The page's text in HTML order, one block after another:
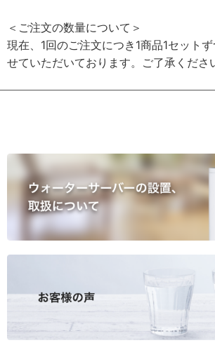
＜ご注文の数量について＞
現在、1回のご注文につき1商品1セット
せていただいております。ご了承くださ